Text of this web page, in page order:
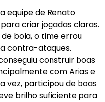
equipe de Renato
criar jogadas claras.
bola, o time errou
contra-ataques.
construir boas
com Arias e
vez, participou de boas
brilho suficiente para